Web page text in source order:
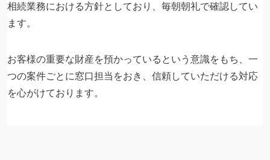
相続業務における方針としており、毎朝朝礼で確認してい
ます。
お客様の重要な財産を預かっているという意識をもち、一
つの案件ごとに窓口担当をおき、信頼していただける対応
を心がけております。